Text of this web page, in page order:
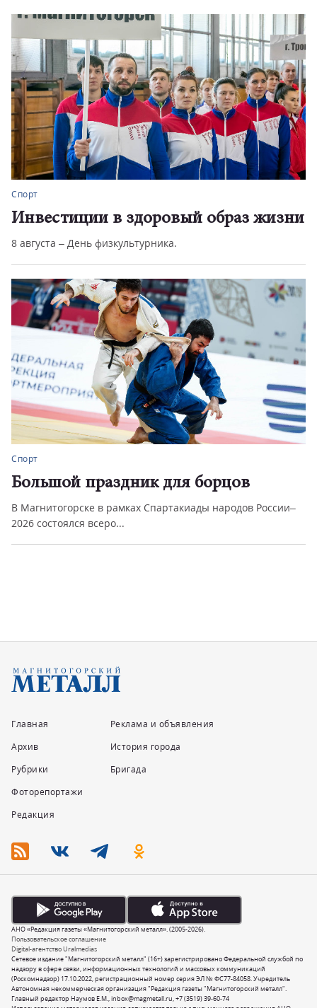
Спорт
Инвестиции в здоровый образ жизни
8 августа – День физкультурника.
Спорт
Большой праздник для борцов
В Магнитогорске в рамках Спартакиады народов России–
2026 состоялся всеро...
Главная
Архив
Рубрики
Фоторепортажи
Редакция
Реклама и объявления
История города
Бригада
Сетевое издание "Магнитогорский металл" (16+) зарегистрировано Федеральной службой по
надзору в сфере связи, информационных технологий и массовых коммуникаций
(Роскомнадзор) 17.10.2022, регистрационный номер серия ЭЛ № ФС77-84058. Учредитель
Автономная некоммерческая организация "Редакция газеты "Магнитогорский металл".
Главный редактор Наумов Е.М.,inbox@magmetall.ru,+7 (3519) 39-60-74
Пользовательское соглашение
Digital-агентство Uralmedias
АНО «Редакция газеты «Магнитогорский металл». (2005-2026).